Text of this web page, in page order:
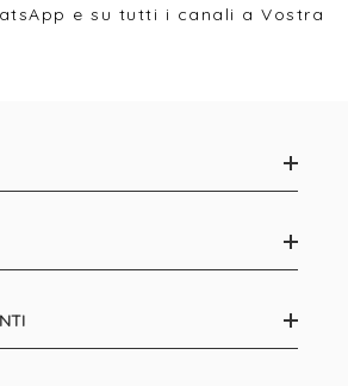
e su tutti i canali a Vostra